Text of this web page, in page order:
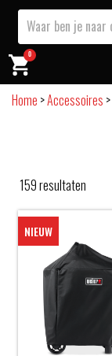
0
Home >Accessoires >
159resultaten
NIEUW